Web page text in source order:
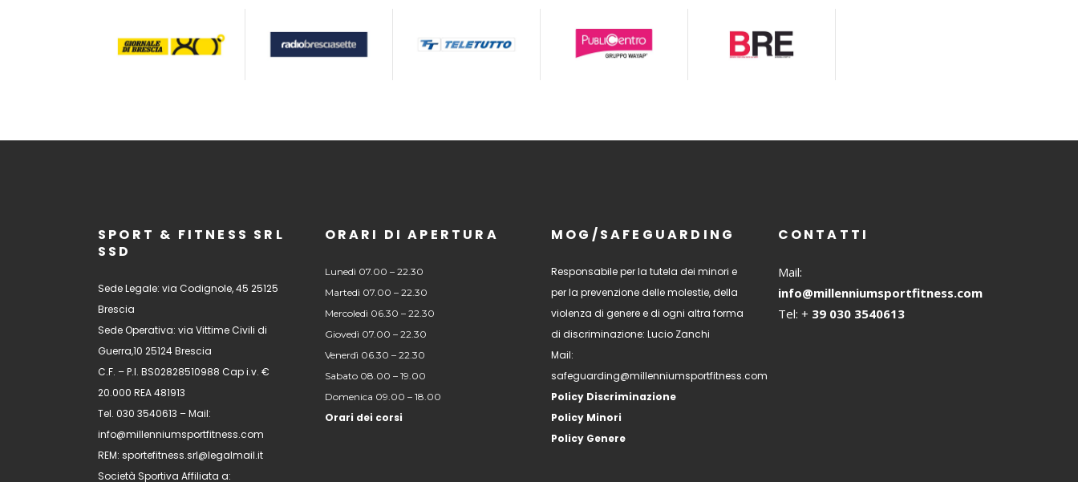
SPORT & FITNESS SRL
SSD
Sede Legale: via Codignole, 45 25125
Brescia
Sede Operativa: via Vittime Civili di
Guerra,10 25124 Brescia
C.F. – P.I. BS02828510988 Cap i.v. €
20.000 REA 481913
Tel. 030 3540613 – Mail:
info@millenniumsportfitness.com
REM: sportefitness.srl@legalmail.it
Società Sportiva Affiliata a:
ORARI DI APERTURA
Lunedì 07.00 – 22.30
Martedì 07.00 – 22.30
Mercoledì 06.30 – 22.30
Giovedì 07.00 – 22.30
Venerdì 06.30 – 22.30
Sabato 08.00 – 19.00
Domenica 09.00 – 18.00
Orari dei corsi
MOG/SAFEGUARDING
Responsabile per la tutela dei minori e
per la prevenzione delle molestie, della
violenza di genere e di ogni altra forma
di discriminazione: Lucio Zanchi
Mail:
safeguarding@millenniumsportfitness.com
Policy Discriminazione
Policy Minori
Policy Genere
CONTATTI
Mail:
info@millenniumsportfitness.com
Tel: + 39 030 3540613